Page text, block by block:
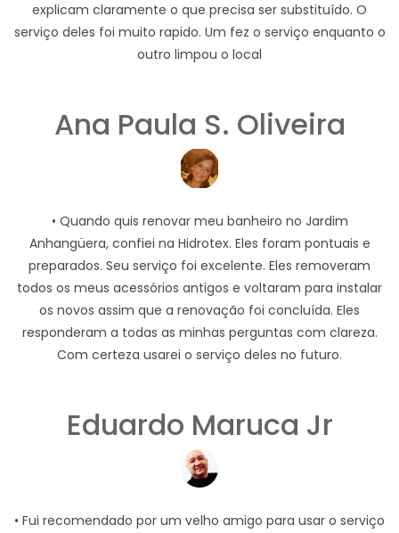
explicam claramente o que precisa ser substituído. O
serviço deles foi muito rapido. Um fez o serviço enquanto o
outro limpou o local
Ana Paula S. Oliveira
• Quando quis renovar meu banheiro no Jardim
Anhangüera, confiei na Hidrotex. Eles foram pontuais e
preparados. Seu serviço foi excelente. Eles removeram
todos os meus acessórios antigos e voltaram para instalar
os novos assim que a renovação foi concluída. Eles
responderam a todas as minhas perguntas com clareza.
Com certeza usarei o serviço deles no futuro.
Eduardo Maruca Jr
• Fui recomendado por um velho amigo para usar o serviço